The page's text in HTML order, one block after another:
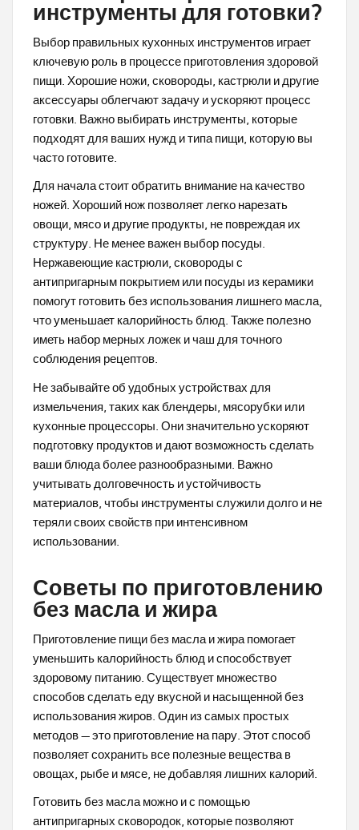
инструменты для готовки?
Выбор правильных кухонных инструментов играет
ключевую роль в процессе приготовления здоровой
пищи. Хорошие ножи, сковороды, кастрюли и другие
аксессуары облегчают задачу и ускоряют процесс
готовки. Важно выбирать инструменты, которые
подходят для ваших нужд и типа пищи, которую вы
часто готовите.
Для начала стоит обратить внимание на качество
ножей. Хороший нож позволяет легко нарезать
овощи, мясо и другие продукты, не повреждая их
структуру. Не менее важен выбор посуды.
Нержавеющие кастрюли, сковороды с
антипригарным покрытием или посуды из керамики
помогут готовить без использования лишнего масла,
что уменьшает калорийность блюд. Также полезно
иметь набор мерных ложек и чаш для точного
соблюдения рецептов.
Не забывайте об удобных устройствах для
измельчения, таких как блендеры, мясорубки или
кухонные процессоры. Они значительно ускоряют
подготовку продуктов и дают возможность сделать
ваши блюда более разнообразными. Важно
учитывать долговечность и устойчивость
материалов, чтобы инструменты служили долго и не
теряли своих свойств при интенсивном
использовании.
Советы по приготовлению
без масла и жира
Приготовление пищи без масла и жира помогает
уменьшить калорийность блюд и способствует
здоровому питанию. Существует множество
способов сделать еду вкусной и насыщенной без
использования жиров. Один из самых простых
методов — это приготовление на пару. Этот способ
позволяет сохранить все полезные вещества в
овощах, рыбе и мясе, не добавляя лишних калорий.
Готовить без масла можно и с помощью
антипригарных сковородок, которые позволяют